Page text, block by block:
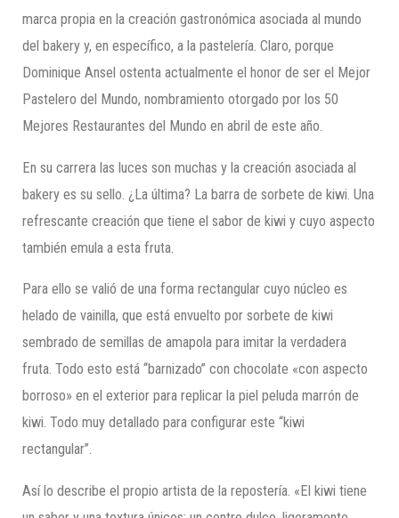
marca propia en la creación gastronómica asociada al mundo
del bakery y, en específico, a la pastelería. Claro, porque
Dominique Ansel ostenta actualmente el honor de ser el Mejor
Pastelero del Mundo, nombramiento otorgado por los 50
Mejores Restaurantes del Mundo en abril de este año.
En su carrera las luces son muchas y la creación asociada al
bakery es su sello. ¿La última? La barra de sorbete de kiwi. Una
refrescante creación que tiene el sabor de kiwi y cuyo aspecto
también emula a esta fruta.
Para ello se valió de una forma rectangular cuyo núcleo es
helado de vainilla, que está envuelto por sorbete de kiwi
sembrado de semillas de amapola para imitar la verdadera
fruta. Todo esto está “barnizado” con chocolate «con aspecto
borroso» en el exterior para replicar la piel peluda marrón de
kiwi. Todo muy detallado para configurar este “kiwi
rectangular”.
Así lo describe el propio artista de la repostería. «El kiwi tiene